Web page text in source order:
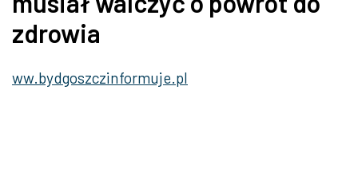
zdrowia
ww.bydgoszczinformuje.pl